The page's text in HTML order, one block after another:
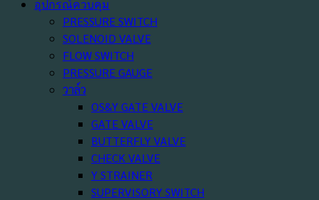
อุปกรณ์ควบคุม
PRESSURE SWITCH
SOLENOID VALVE
FLOW SWITCH
PRESSURE GAUGE
วาล์ว
OS&Y GATE VALVE
GATE VALVE
BUTTERFLY VALVE
CHECK VALVE
Y STRAINER
SUPERVISORY SWITCH